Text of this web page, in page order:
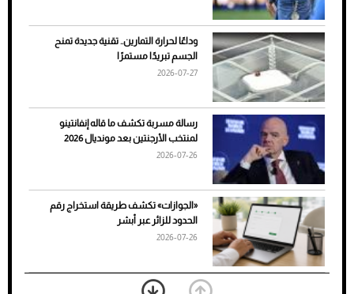
7 نصائح لاختيار لون البنطلون المناسب للقميص
الأسود
وداعًا لحرارة التمارين.. تقنية جديدة تمنح
الجسم تبريدًا مستمرًا
2026-07-27
رسالة مسربة تكشف ما قاله إنفانتينو
لمنتخب الأرجنتين بعد مونديال 2026
2026-07-26
«الجوازات» تكشف طريقة استخراج رقم
الحدود للزائر عبر أبشر
2026-07-26
بعد 7 أشهر من تعرضه لحادث مروع.. جوشوا